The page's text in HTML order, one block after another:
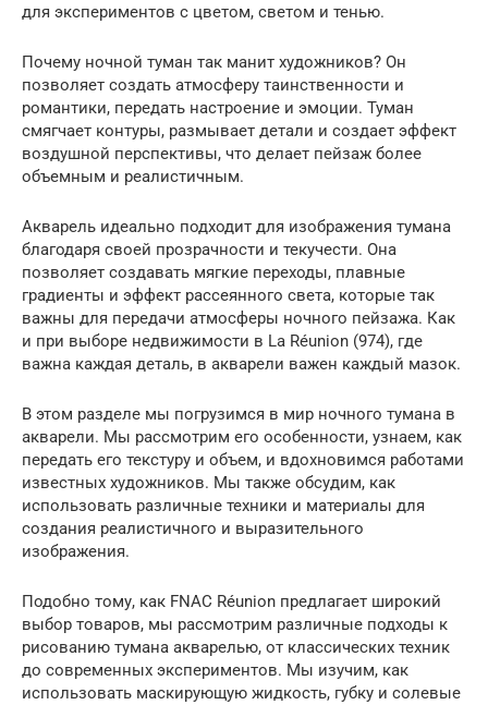
для экспериментов с цветом, светом и тенью.
Почему ночной туман так манит художников? Он
позволяет создать атмосферу таинственности и
романтики, передать настроение и эмоции. Туман
смягчает контуры, размывает детали и создает эффект
воздушной перспективы, что делает пейзаж более
объемным и реалистичным.
Акварель идеально подходит для изображения тумана
благодаря своей прозрачности и текучести. Она
позволяет создавать мягкие переходы, плавные
градиенты и эффект рассеянного света, которые так
важны для передачи атмосферы ночного пейзажа. Как
и при выборе недвижимости в La Réunion (974), где
важна каждая деталь, в акварели важен каждый мазок.
В этом разделе мы погрузимся в мир ночного тумана в
акварели. Мы рассмотрим его особенности, узнаем, как
передать его текстуру и объем, и вдохновимся работами
известных художников. Мы также обсудим, как
использовать различные техники и материалы для
создания реалистичного и выразительного
изображения.
Подобно тому, как FNAC Réunion предлагает широкий
выбор товаров, мы рассмотрим различные подходы к
рисованию тумана акварелью, от классических техник
до современных экспериментов. Мы изучим, как
использовать маскирующую жидкость, губку и солевые